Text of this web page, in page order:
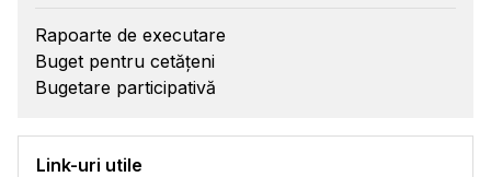
Rapoarte de executare
Buget pentru cetățeni
Bugetare participativă
Link-uri utile